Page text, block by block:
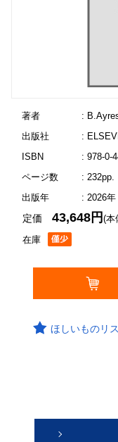
著者
:
出版社
:
ISBN
: 978-0-
ページ数
: 232pp.
出版年
: 2026年
在庫
定価43,648円(本
ほしいものリ